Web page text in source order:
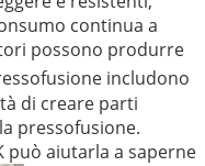
continua a
possono produrre
includono
di creare parti
pressofusione.
può aiutarla a saperne